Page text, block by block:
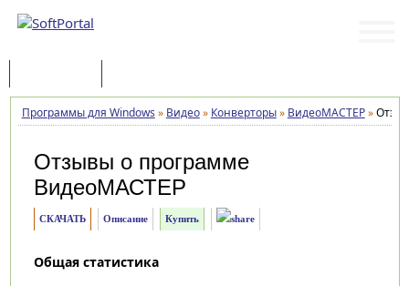
Программы для Windows » Видео» Конверторы» ВидеоМАСТЕР»
Отзывы о программе
ВидеоМАСТЕР
СКАЧАТЬ Описание Купить
Общая статистика